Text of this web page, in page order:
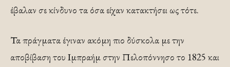
έβαλαν σε κίνδυνο τα όσα είχαν κατακτήσει ως τότε.
Τα πράγματα έγιναν ακόμη πιο δύσκολα με την
αποβίβαση του Ιμπραήμ στην Πελοπόννησο το 1825 και